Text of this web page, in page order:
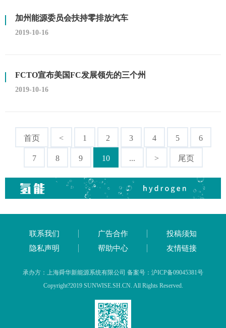
加州能源委员会扶持零排放汽车
2019-10-16
FCTO宣布美国FC发展领先的三个州
2019-10-16
首页 < 1 2 3 4 5 6
7 8 9 10 ... > 尾页
联系我们 广告合作
投稿须知
隐私声明
帮助中心 友情链接
承办方：上海舜华新能源系统有限公司 备案号：沪ICP备09045381号
Copyright?2019 SUNWISE.SH.CN. All Rights Reserved.